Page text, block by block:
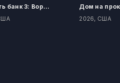
Сорвать банк 3: Вор-джентльмен
2026, США